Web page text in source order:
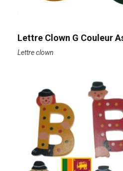
Lettre Clown G Couleur
Lettre clown